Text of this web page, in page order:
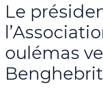
Le
oulémas
Benghebrit